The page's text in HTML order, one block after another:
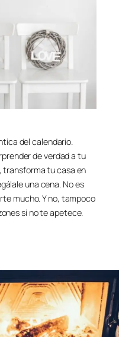
del calendario.
de verdad a tu
transforma tu casa en
una cena. No es
mucho. Y no, tampoco
si no te apetece.